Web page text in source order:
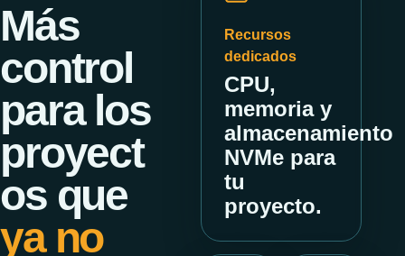
Más
control
para los
proyect
os que
ya no
Recursos
dedicados
CPU,
memoria y
almacenamiento
NVMe para
tu
proyecto.